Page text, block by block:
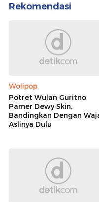
Rekomendasi
Wolipop
Potret Wulan Guritno
Pamer Dewy Skin,
Bandingkan Dengan
Aslinya Dulu